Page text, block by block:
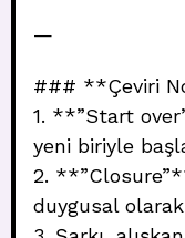
—
### **Çeviri
1. **”Start
yeni biriyle
2.
duygusal olarak